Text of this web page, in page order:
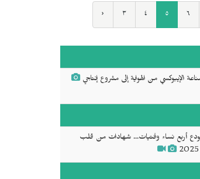
‹ ٣ ٤ ٥ ٦
الإيبوكسي من الهواية إلى مشروع إنتاجي
أربع نساء وفتيات... شهادات من قلب